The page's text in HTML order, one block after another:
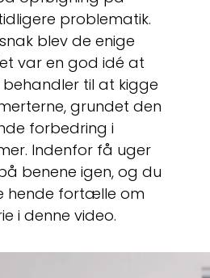
problematik.
blev de enige
var en god idé at
til at kigge
grundet den
forbedring i
Indenfor få uger
benene igen, og du
hende fortælle om
i denne video.